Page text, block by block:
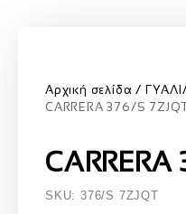
Αρχική σελίδα
CARRERA 376/S
SKU: 376/S 7ZJQT